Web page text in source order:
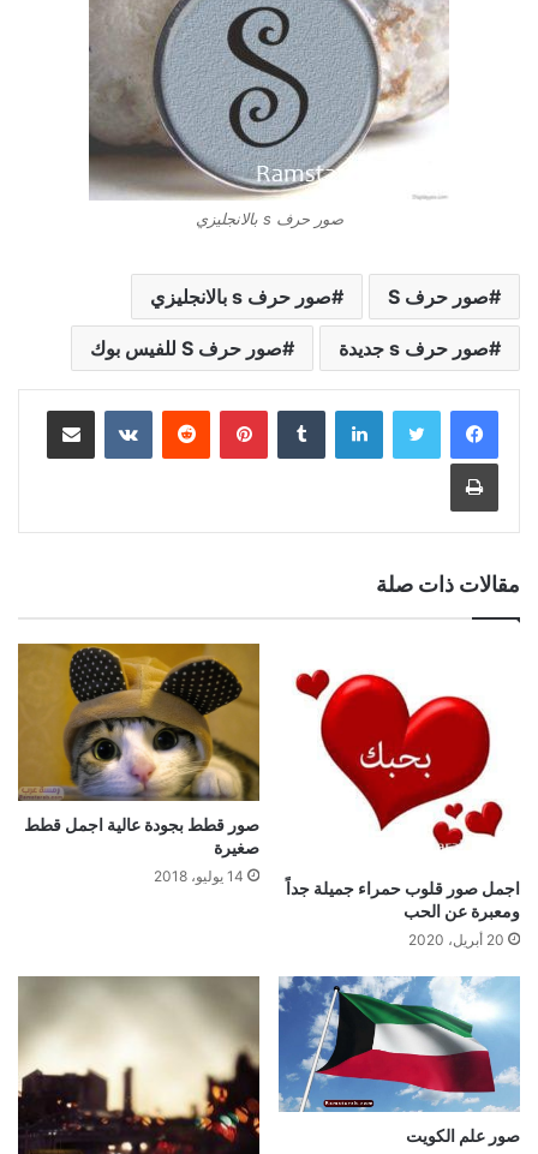
صور حرف s بالانجليزي
صور حرف S صور حرف s بالانجليزي
صور حرف s جديدة صور حرف S للفيس بوك
لينكدإن بينتيريست مشاركة عبر البريد
طباعة
مقالات ذات صلة
اجمل صور قلوب حمراء جميلة جداً
ومعبرة عن الحب
20 أبريل، 2020
صور قطط بجودة عالية اجمل قطط
صغيرة
14 يوليو، 2018
صور علم الكويت